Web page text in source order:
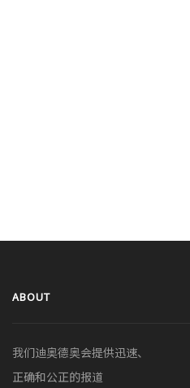
ABOUT
我们迪奥德奥会提供迅速、
正确和公正的报道